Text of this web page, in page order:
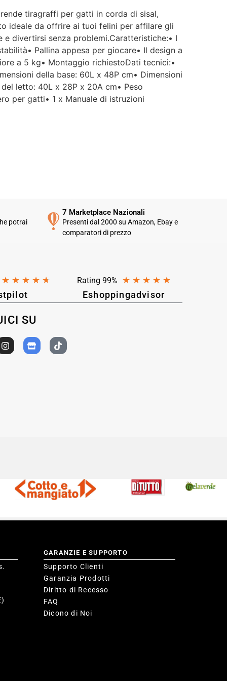
tiragraffi per gatti in corda di sisal,
ideale da offrire ai tuoi felini per affilare gli
divertirsi senza problemi.Caratteristiche:• I
Pallina appesa per giocare• Il design a
a 5 kg• Montaggio richiestoDati tecnici:•
della base: 60L x 48P cm• Dimensioni
letto: 40L x 28P x 20A cm• Peso
per gatti• 1 x Manuale di istruzioni
potrai
7 Marketplace Nazionali
Presenti dal 2000 su Amazon, Ebay e
comparatori di prezzo
★ ★ ★ ★ ★ Rating 99% ★ ★ ★ ★ ★
Eshoppingadvisor
SU
GARANZIE E SUPPORTO
Supporto Clienti
Garanzia Prodotti
Diritto di Recesso
FAQ
Dicono di Noi